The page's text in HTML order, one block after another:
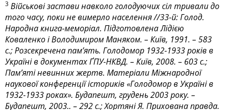
3 Військові застави навколо голодуючих сіл тривали до
того часу, поки не вимерло населення //33-й: Голод.
Народна книга-меморіал. Підготовлена Лідією
Коваленко і Володимиром Маняком. – Київ, 1991. – 583
с.; Розсекречена пам’ять. Голодомор 1932-1933 років в
Україні в документах ҐПУ-НКВД. – Київ, 2008. – 603 с.;
Пам’яті невинних жертв. Матеріали Міжнародної
наукової конференції істориків «Голодомор в Україні в
1932-1933 роках». Будапешт, грудень 2003 року. –
Будапешт, 2003.. – 292 с.; Хортяні Я. Прихована правда.